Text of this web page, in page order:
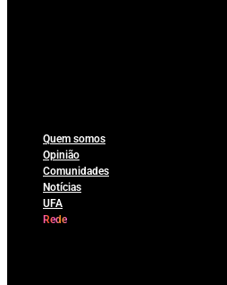
Quem somos
Opinião
Comunidades
Notícias
UFA
Rede